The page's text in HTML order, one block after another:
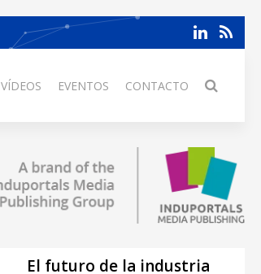
VÍDEOS EVENTOS CONTACTO
El futuro de la industria